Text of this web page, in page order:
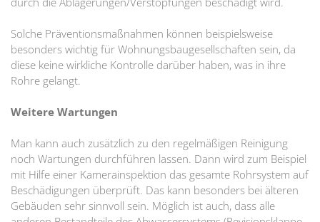
Solche Präventionsmaßnahmen können beispielsweise
besonders wichtig für Wohnungsbaugesellschaften sein, da
diese keine wirkliche Kontrolle darüber haben, was in ihre
Rohre gelangt.
Weitere Wartungen
Man kann auch zusätzlich zu den regelmäßigen Reinigung
noch Wartungen durchführen lassen. Dann wird zum Beispiel
mit Hilfe einer Kamerainspektion das gesamte Rohrsystem auf
Beschädigungen überprüft. Das kann besonders bei älteren
Gebäuden sehr sinnvoll sein. Möglich ist auch, dass alle